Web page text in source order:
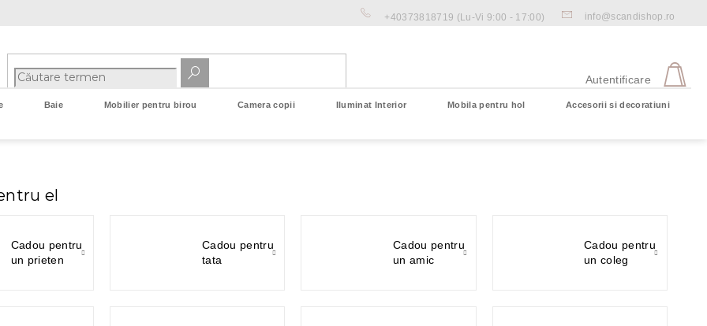
+40373818719 (Lu-Vi 9:00 - 17:00) info@scandishop.ro
Autentificare
Baie Mobilier pentru birou Camera copii Iluminat Interior Mobila pentru hol Accesorii si decoratiuni
el
Cadou pentru
un prieten
Cadou pentru
tata
Cadou pentru
un amic
Cadou pentru
un coleg